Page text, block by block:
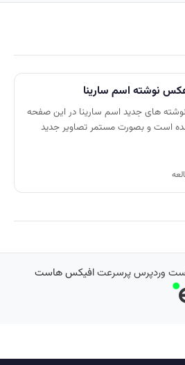
نوشته اسم سارینا
های جدید اسم سارینا در این صفحه
شده است و بصورت مستمر تصاویر جدید
وردپرس پرسرعتافیکس هاست